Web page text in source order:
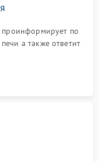
проинформирует по
а также ответит